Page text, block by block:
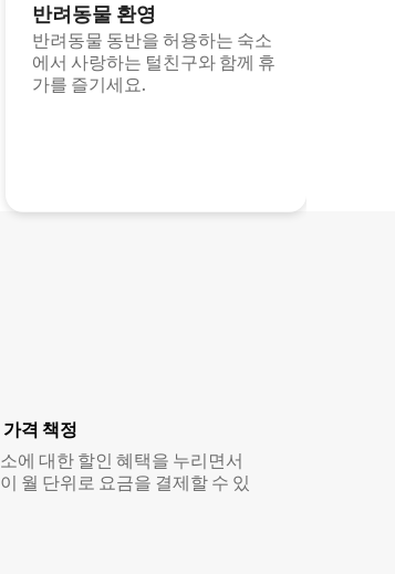
반려동물 환영
반려동물 동반을 허용하는 숙소
에서 사랑하는 털친구와 함께 휴
가를 즐기세요.
격 책정
에 대한 할인 혜택을 누리면서
월 단위로 요금을 결제할 수 있